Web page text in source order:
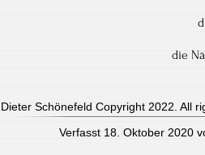
die
Dieter Schönefeld Copyright 2022. All
Verfasst 18. Oktober 2020